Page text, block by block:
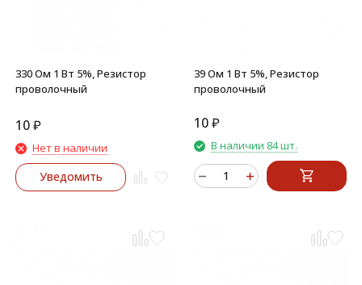
330 Ом 1 Вт 5%, Резистор
проволочный
10₽
Нет в наличии
Уведомить
39 Ом 1 Вт 5%, Резистор
проволочный
10₽
В наличии 84 шт.